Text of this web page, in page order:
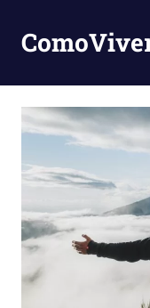
content
como
viver
inspirar